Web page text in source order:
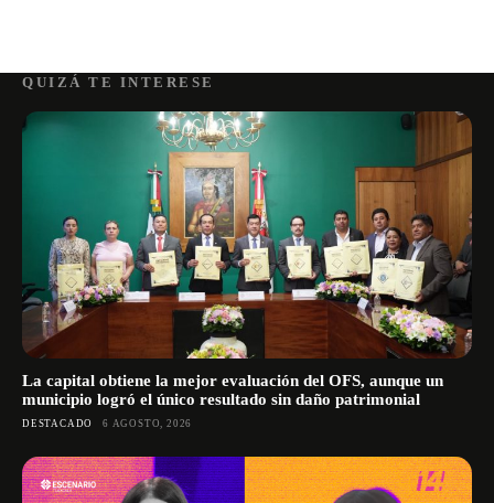
QUIZÁ TE INTERESE
La capital obtiene la mejor evaluación del OFS, aunque un
municipio logró el único resultado sin daño patrimonial
DESTACADO 6 AGOSTO, 2026